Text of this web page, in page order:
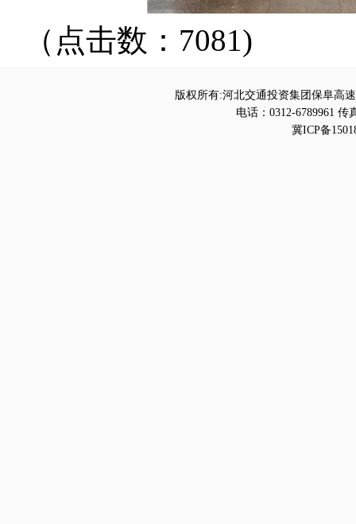
（点击数：7081)
版权所有:河北交通投资集团保阜高
电话：0312-6789961 传
冀ICP备